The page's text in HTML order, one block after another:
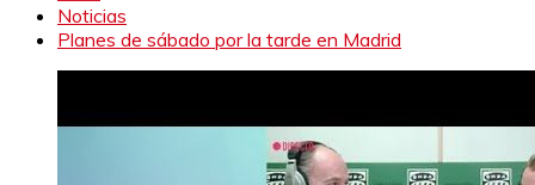
Noticias
Planes de sábado por la tarde en Madrid